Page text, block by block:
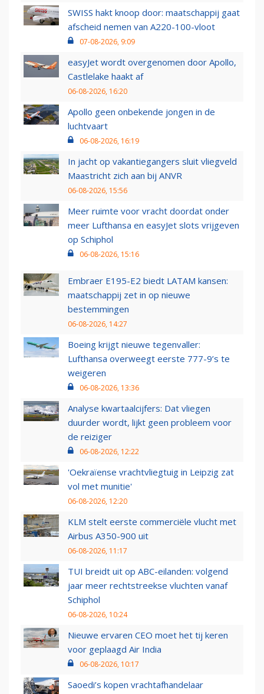
SWISS hakt knoop door: maatschappij gaat
afscheid nemen van A220-100-vloot
07-08-2026, 9:09
easyJet wordt overgenomen door Apollo,
Castlelake haakt af
06-08-2026, 16:20
Apollo geen onbekende jongen in de
luchtvaart
06-08-2026, 16:19
In jacht op vakantiegangers sluit vliegveld
Maastricht zich aan bij ANVR
06-08-2026, 15:56
Meer ruimte voor vracht doordat onder
meer Lufthansa en easyJet slots vrijgeven
op Schiphol
06-08-2026, 15:16
Embraer E195-E2 biedt LATAM kansen:
maatschappij zet in op nieuwe
bestemmingen
06-08-2026, 14:27
Boeing krijgt nieuwe tegenvaller:
Lufthansa overweegt eerste 777-9’s te
weigeren
06-08-2026, 13:36
Analyse kwartaalcijfers: Dat vliegen
duurder wordt, lijkt geen probleem voor
de reiziger
06-08-2026, 12:22
'Oekraïense vrachtvliegtuig in Leipzig zat
vol met munitie'
06-08-2026, 12:20
KLM stelt eerste commerciële vlucht met
Airbus A350-900 uit
06-08-2026, 11:17
TUI breidt uit op ABC-eilanden: volgend
jaar meer rechtstreekse vluchten vanaf
Schiphol
06-08-2026, 10:24
Nieuwe ervaren CEO moet het tij keren
voor geplaagd Air India
06-08-2026, 10:17
Saoedi’s kopen vrachtafhandelaar